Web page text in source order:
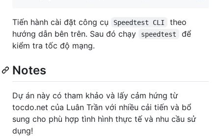
Tiến hành cài đặt công cụ Speedtest CLI
theo
hướng dẫn bên trên. Sau đó chạy
speedtest
để
kiểm tra tốc độ mạng.
Notes️
Dự án này có tham khảo và lấy cảm hứng từ
tocdo.net của Luân Trần với nhiều cải tiến và bổ
sung cho phù hợp tình hình thực tế và nhu cầu sử
dụng!